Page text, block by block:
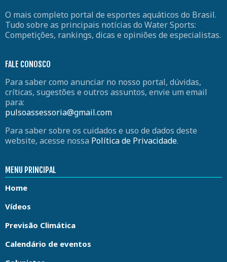
O mais completo portal de esportes aquáticos do Brasil.
Tudo sobre as principais notícias do Water Sports:
Competições, rankings, dicas e opiniões de especialistas.
FALE CONOSCO
Para saber como anunciar no nosso portal, dúvidas,
críticas, sugestões e outros assuntos, envie um email
para:
pulsoassessoria@gmail.com
Para saber sobre os cuidados e uso de dados deste
website, acesse nossa Política de Privacidade.
MENU PRINCIPAL
Home
Vídeos
Previsão Climática
Calendário de eventos